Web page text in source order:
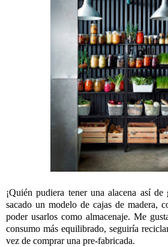
¡Quién pudiera tener una alacena así
sacado un modelo de cajas de madera,
poder usarlos como almacenaje. Me
consumo más equilibrado, seguiría
vez de comprar una pre-fabricada.